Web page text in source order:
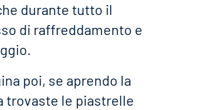
durante tutto il
di raffreddamento e
poi, se aprendo la
trovaste le piastrelle